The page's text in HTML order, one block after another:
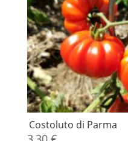
Costoluto di Parma